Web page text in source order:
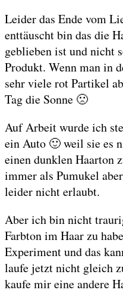
Leider das Ende vom
enttäuscht bin das die
geblieben ist und nicht
Produkt. Wenn man in
sehr viele rot Partikel
Tag die Sonne 🙁
Auf Arbeit wurde ich
ein Auto 🙂 weil sie es
einen dunklen Haarton
immer als Pumukel
leider nicht erlaubt.
Aber ich bin nicht
Farbton im Haar zu
Experiment und das
laufe jetzt nicht gleich
kaufe mir eine andere